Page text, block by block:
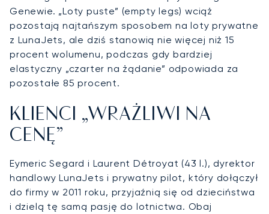
Genewie. „Loty puste” (empty legs) wciąż
pozostają najtańszym sposobem na loty prywatne
z LunaJets, ale dziś stanowią nie więcej niż 15
procent wolumenu, podczas gdy bardziej
elastyczny „czarter na żądanie” odpowiada za
pozostałe 85 procent.
KLIENCI „WRAŻLIWI NA
CENĘ”
Eymeric Segard i Laurent Détroyat (43 l.), dyrektor
handlowy LunaJets i prywatny pilot, który dołączył
do firmy w 2011 roku, przyjaźnią się od dzieciństwa
i dzielą tę samą pasję do lotnictwa. Obaj